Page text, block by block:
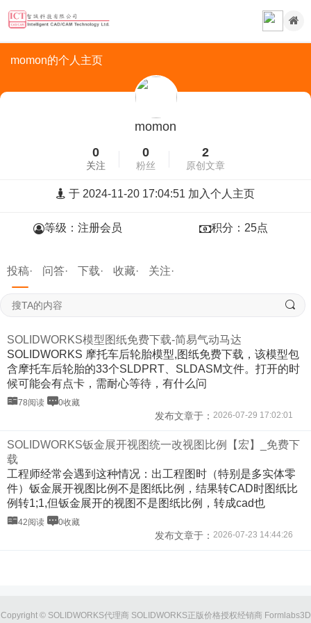
momon的个人主页
momon
0
关注
0
粉丝
2
原创文章
于 2024-11-20 17:04:51 加入个人主页
等级：注册会员 积分：25点
投稿· 问答· 下载· 收藏· 关注·
SOLIDWORKS模型图纸免费下载-简易气动马达
SOLIDWORKS 摩托车后轮胎模型,图纸免费下载，该模型包
含摩托车后轮胎的33个SLDPRT、SLDASM文件。打开的时
候可能会有点卡，需耐心等待，有什么问
78阅读 0收藏
发布文章于： 2026-07-29 17:02:01
SOLIDWORKS钣金展开视图统一改视图比例【宏】_免费下
载
工程师经常会遇到这种情况：出工程图时（特别是多实体零
件）钣金展开视图比例不是图纸比例，结果转CAD时图纸比
例转1;1,但钣金展开的视图不是图纸比例，转成cad也
42阅读 0收藏
发布文章于： 2026-07-23 14:44:26
Copyright © SOLIDWORKS代理商 SOLIDWORKS正版价格授权经销商 Formlabs3D